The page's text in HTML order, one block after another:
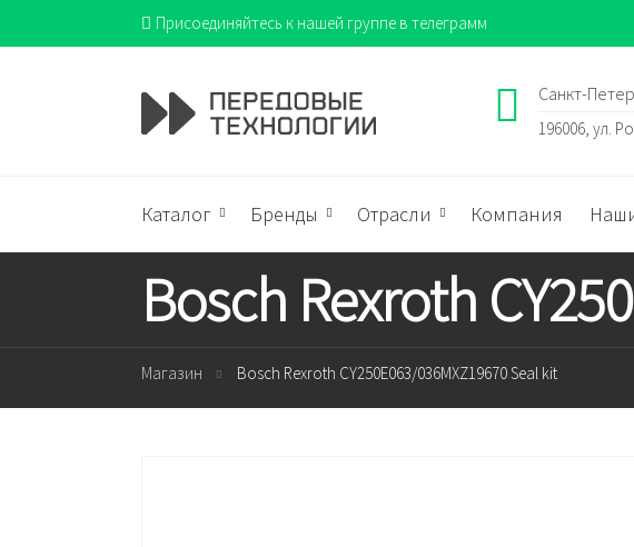
Присоединяйтесь к нашей группе в телеграмм
Санкт-
196006, ул.
Каталог Бренды Отрасли Компания
Bosch Rexroth
Магазин Bosch Rexroth CY250E063/036MXZ19670 Seal kit